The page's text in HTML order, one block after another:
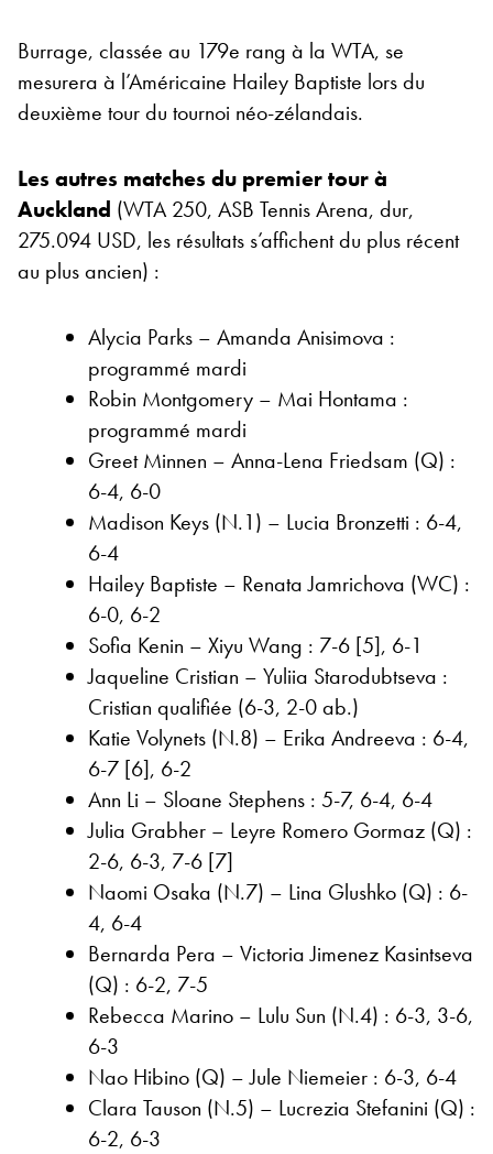
Burrage, classée au 179e rang à la WTA, se
mesurera à l’Américaine Hailey Baptiste lors du
deuxième tour du tournoi néo-zélandais.
Les autres matches du premier tour à
Auckland (WTA 250, ASB Tennis Arena, dur,
275.094 USD, les résultats s’affichent du plus récent
au plus ancien) :
Alycia Parks – Amanda Anisimova :
programmé mardi
Robin Montgomery – Mai Hontama :
programmé mardi
Greet Minnen – Anna-Lena Friedsam (Q) :
6-4, 6-0
Madison Keys (N.1) – Lucia Bronzetti : 6-4,
6-4
Hailey Baptiste – Renata Jamrichova (WC) :
6-0, 6-2
Sofia Kenin – Xiyu Wang : 7-6 [5], 6-1
Jaqueline Cristian – Yuliia Starodubtseva :
Cristian qualifiée (6-3, 2-0 ab.)
Katie Volynets (N.8) – Erika Andreeva : 6-4,
6-7 [6], 6-2
Ann Li – Sloane Stephens : 5-7, 6-4, 6-4
Julia Grabher – Leyre Romero Gormaz (Q) :
2-6, 6-3, 7-6 [7]
Naomi Osaka (N.7) – Lina Glushko (Q) : 6-
4, 6-4
Bernarda Pera – Victoria Jimenez Kasintseva
(Q) : 6-2, 7-5
Rebecca Marino – Lulu Sun (N.4) : 6-3, 3-6,
6-3
Nao Hibino (Q) – Jule Niemeier : 6-3, 6-4
Clara Tauson (N.5) – Lucrezia Stefanini (Q) :
6-2, 6-3